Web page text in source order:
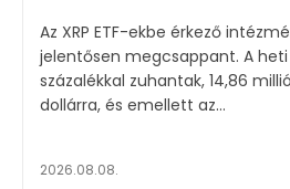
Az XRP ETF-ekbe érkező
jelentősen megcsappant. A heti befizetések 93
százalékkal zuhantak, 14,86
dollárra, és emellett az...
2026.08.08.